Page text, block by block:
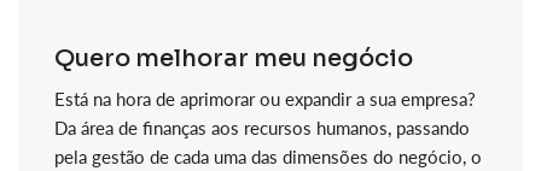
Quero melhorar meu negócio
Está na hora de aprimorar ou expandir a sua empresa?
Da área de finanças aos recursos humanos, passando
pela gestão de cada uma das dimensões do negócio, o